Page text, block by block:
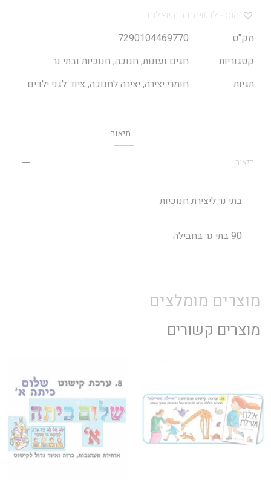
הוסף לרשימת המשאלות
מק"ט
7290104469770
קטגוריות
חגים ועונות, חנוכה, חנוכיות ובתי נר
תגיות
חומרי יצירה, יצירה לחנוכה, ציוד לגני ילדים
תיאור
תיאור
בתי נר ליצירת חנוכיות
90 בתי נר בחבילה
מוצרים מומלצים
מוצרים קשורים